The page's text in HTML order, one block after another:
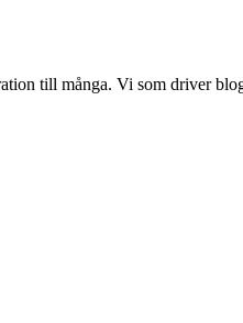
till många. Vi som driver